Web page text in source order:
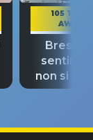
105 TAKE
AWAY
Bresh:
non si
fino alla